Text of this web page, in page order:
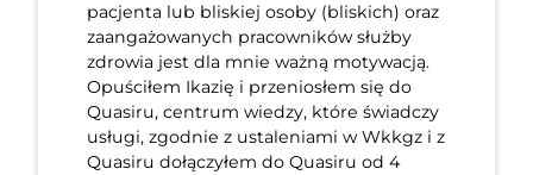
pacjenta lub bliskiej osoby (bliskich) oraz
zaangażowanych pracowników służby
zdrowia jest dla mnie ważną motywacją.
Opuściłem Ikazię i przeniosłem się do
Quasiru, centrum wiedzy, które świadczy
usługi, zgodnie z ustaleniami w Wkkgz i z
Quasiru dołączyłem do Quasiru od 4